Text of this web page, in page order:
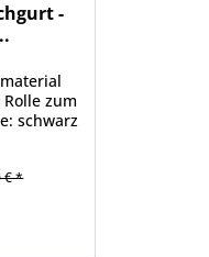
-
zum
schwarz
€ *